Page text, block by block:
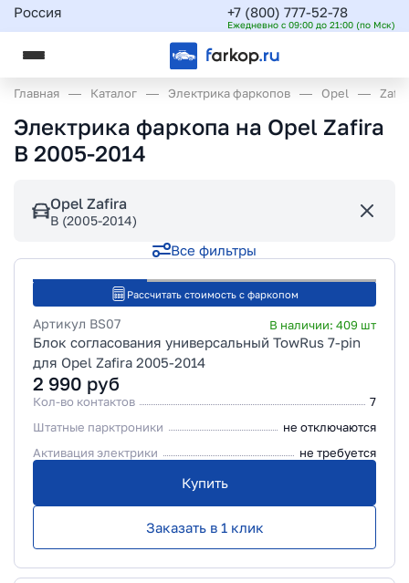
Россия +7 (800) 777-52-78
Ежедневно с 09:00 до 21:00 (по Мск)
Главная Каталог Электрика фаркопов Opel
Электрика фаркопа на Opel Zafira
B 2005-2014
Opel Zafira
B (2005-2014)
Все фильтры
Рассчитать стоимость с фаркопом
Артикул BS07 В наличии: 409 шт
Блок согласования универсальный TowRus 7-pin
для Opel Zafira 2005-2014
2 990 руб
Кол-во контактов
7
Штатные парктроники
не отключаются
Активация электрики
не требуется
Купить
Заказать в 1 клик